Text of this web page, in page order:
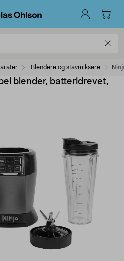
Blendere og stavmiksere
blender, batteridrevet,